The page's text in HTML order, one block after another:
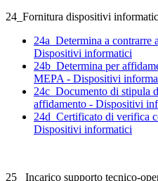
24_Fornitura dispositivi
24a_Determina a
Dispositivi informatici
24b_Determina per
MEPA - Dispositivi
24c_Documento di stipula
affidamento - Dispositivi
24d_Certificato di verifica
Dispositivi informatici
25_ Incarico supporto tecnico-